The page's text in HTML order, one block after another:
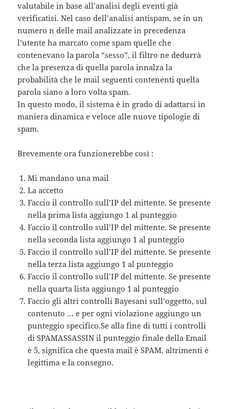
valutabile in base all’analisi degli eventi già
verificatisi. Nel caso dell’analisi antispam, se in un
numero n delle mail analizzate in precedenza
l’utente ha marcato come spam quelle che
contenevano la parola “sesso”, il filtro ne dedurrà
che la presenza di quella parola innalza la
probabilità che le mail seguenti contenenti quella
parola siano a loro volta spam.
In questo modo, il sistema è in grado di adattarsi in
maniera dinamica e veloce alle nuove tipologie di
spam.
Brevemente ora funzionerebbe così :
Mi mandano una mail
La accetto
Faccio il controllo sull’IP del mittente. Se presente
nella prima lista aggiungo 1 al punteggio
Faccio il controllo sull’IP del mittente. Se presente
nella seconda lista aggiungo 1 al punteggio
Faccio il controllo sull’IP del mittente. Se presente
nella terza lista aggiungo 1 al punteggio
Faccio il controllo sull’IP del mittente. Se presente
nella quarta lista aggiungo 1 al punteggio
Faccio gli altri controlli Bayesani sull’oggetto, sul
contenuto … e per ogni violazione aggiungo un
punteggio specifico.Se alla fine di tutti i controlli
di SPAMASSASSIN il punteggio finale della Email
è 5, significa che questa mail è SPAM, altrimenti è
legittima e la consegno.